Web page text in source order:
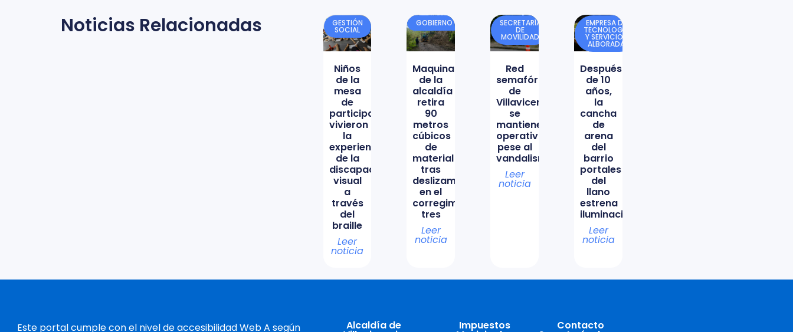
Noticias Relacionadas GESTIÓN
SOCIAL
Niños
de la
mesa
de
participación
vivieron
la
experiencia
de la
discapacidad
visual
a
través
del
braille
Leer
noticia
GOBIERNO
Maquinaria
de la
alcaldía
retira
90
metros
cúbicos
de
material
tras
deslizamiento
en el
corregimiento
tres
Leer
noticia
SECRETARÍA
DE
MOVILIDAD
Red
semafórica
de
Villavicencio
se
mantiene
operativa
pese al
vandalismo
Leer
noticia
EMPRESA DE
TECNOLOGÍA
Y SERVICIOS
ALBORADA
Después
de 10
años,
la
cancha
de
arena
del
barrio
portales
del
llano
estrena
iluminación
Leer
noticia
Este portal cumple con el nivel de accesibilidad Web A según
Alcaldía de Impuestos Contacto